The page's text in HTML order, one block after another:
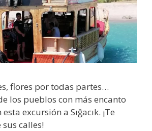
flores por todas partes…
los pueblos con más encanto
excursión a Sığacık. ¡Te
calles!